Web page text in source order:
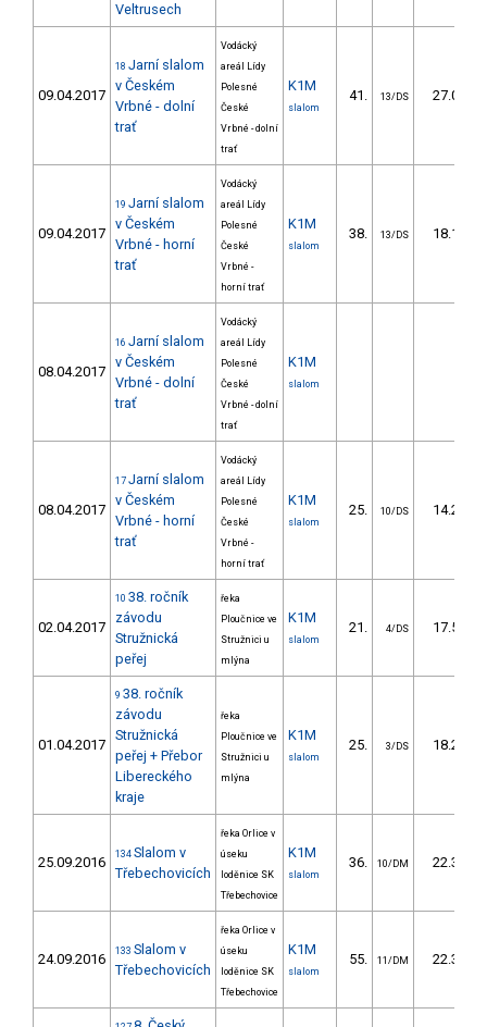
Veltrusech
09.04.2017
18 Jarní slalom
v Českém
Vrbné - dolní
trať
Vodácký
areál Lídy
Polesné
České
Vrbné - dolní
trať
K1M
slalom
41. 13/DS 27.01
09.04.2017
19 Jarní slalom
v Českém
Vrbné - horní
trať
Vodácký
areál Lídy
Polesné
České
Vrbné -
horní trať
K1M
slalom
38. 13/DS 18.13
08.04.2017
16 Jarní slalom
v Českém
Vrbné - dolní
trať
Vodácký
areál Lídy
Polesné
České
Vrbné - dolní
trať
K1M
slalom
08.04.2017
17 Jarní slalom
v Českém
Vrbné - horní
trať
Vodácký
areál Lídy
Polesné
České
Vrbné -
horní trať
K1M
slalom
25. 10/DS 14.26
02.04.2017
10 38. ročník
závodu
Stružnická
peřej
řeka
Ploučnice ve
Stružnici u
mlýna
K1M
slalom
21. 4/DS 17.50
01.04.2017
9 38. ročník
závodu
Stružnická
peřej + Přebor
Libereckého
kraje
řeka
Ploučnice ve
Stružnici u
mlýna
K1M
slalom
25. 3/DS 18.20
25.09.2016 134 Slalom v
Třebechovicích
řeka Orlice v
úseku
loděnice SK
Třebechovice
K1M
slalom
36. 10/DM 22.30
24.09.2016 133 Slalom v
Třebechovicích
řeka Orlice v
úseku
loděnice SK
Třebechovice
K1M
slalom
55. 11/DM 22.30